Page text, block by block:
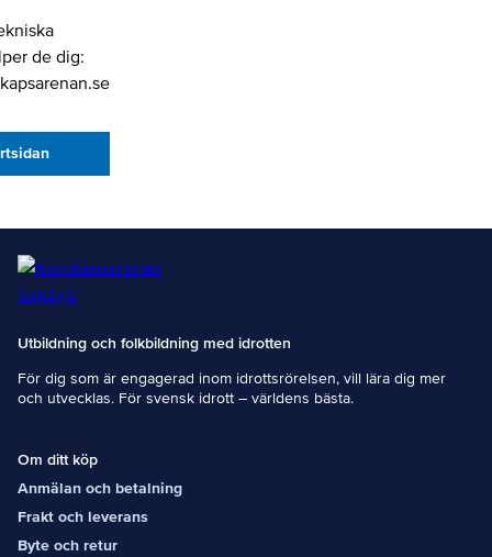
de dig:
Utbildning och folkbildning med idrotten
För dig som är engagerad inom idrottsrörelsen, vill lära dig mer
och utvecklas. För svensk idrott – världens bästa.
Om ditt köp
Anmälan och betalning
Frakt och leverans
Byte och retur